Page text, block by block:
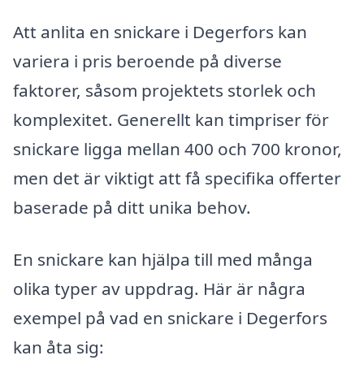
Att anlita en snickare i Degerfors kan
variera i pris beroende på diverse
faktorer, såsom projektets storlek och
komplexitet. Generellt kan timpriser för
snickare ligga mellan 400 och 700 kronor,
men det är viktigt att få specifika offerter
baserade på ditt unika behov.
En snickare kan hjälpa till med många
olika typer av uppdrag. Här är några
exempel på vad en snickare i Degerfors
kan åta sig: